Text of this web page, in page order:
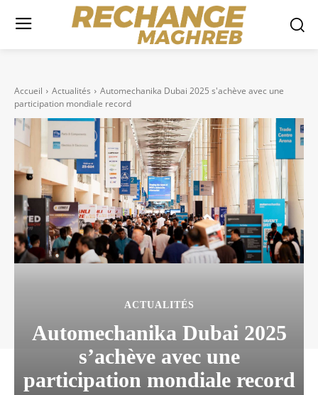
Accueil Actualités
Automechanika Dubai 2025 s'achève avec une
participation mondiale record
ACTUALITÉS
Automechanika Dubai 2025
s’achève avec une
participation mondiale record